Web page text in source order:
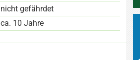
nicht gefährdet
ca. 10 Jahre